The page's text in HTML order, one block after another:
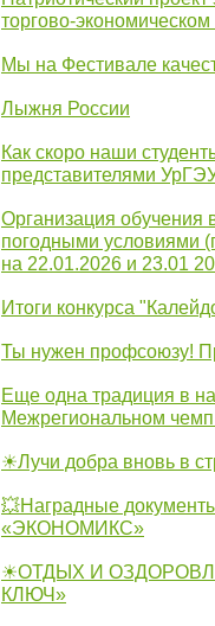
торгово-
Мы на Фестивале
Лыжня России
Как скоро наши
представителями
Организация обучения
погодными условиями
на 22.01.2026 и 23.01
Итоги конкурса
Ты нужен профсоюзу!
Еще одна традиция в
Межрегиональном
☀Лучи добра вновь в
💥Наградные
«ЭКОНОМИКС»
☀ОТДЫХ И
КЛЮЧ»